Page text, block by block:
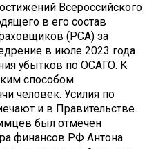
Всероссийского
в его состав
(РСА) за
в июле 2023 года
убытков по ОСАГО. К
способом
человек. Усилия по
и в Правительстве.
был отмечен
финансов РФ Антона